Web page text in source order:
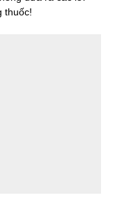
thuốc!